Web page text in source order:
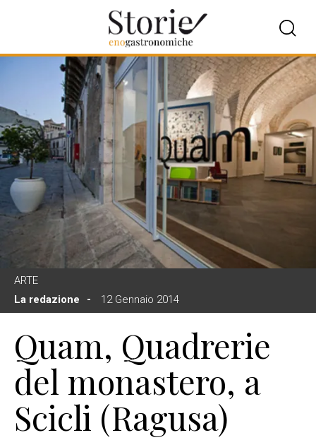
ARTE
La redazione
12 Gennaio 2014
Quam, Quadrerie
del monastero, a
Scicli (Ragusa)